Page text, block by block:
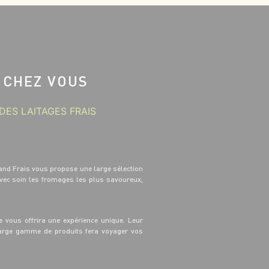
VOUS
LAITAGES FRAIS
Frais vous propose une large sélection
soin les fromages les plus savoureux,
offrira une expérience unique. Leur
gamme de produits fera voyager vos